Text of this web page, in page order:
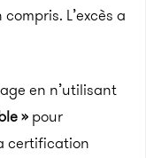
L’excès a
en n’utilisant
» pour
certification